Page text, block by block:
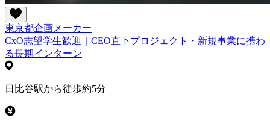
東京都企画 メーカー
CxO志望学生歓迎｜CEO直下プロジェクト・新規事業に携わ
る長期インターン
日比谷駅から徒歩約5分